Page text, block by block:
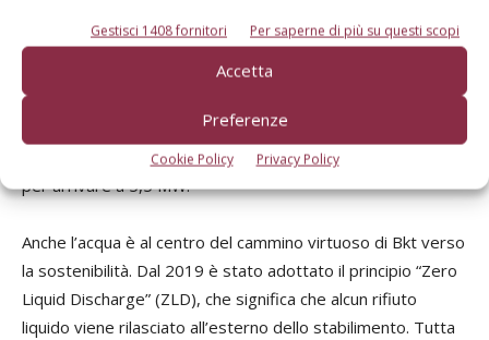
Gestisci 1408 fornitori Per saperne di più su questi scopi
Accetta
Preferenze
Cookie Policy Privacy Policy
autoprodurre energia; nel 2022 è stata ampliata la centrale
di cogenerazione, da 20 MW a 40 MW e ancora sono in
corso progetti per ampliare la potenza delle risorse
rinnovabili autoprodotte. I pannelli solari attualmente sono
in grado di fornire 1 MW di energia, ma si sta già lavorando
per arrivare a 5,5 MW.
Anche l’acqua è al centro del cammino virtuoso di Bkt verso
la sostenibilità. Dal 2019 è stato adottato il principio “Zero
Liquid Discharge” (ZLD), che significa che alcun rifiuto
liquido viene rilasciato all’esterno dello stabilimento. Tutta